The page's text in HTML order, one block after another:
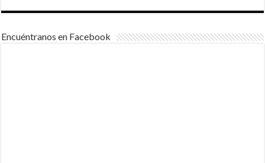
Encuéntranos en Facebook